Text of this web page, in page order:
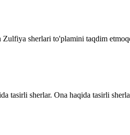
sherlari to'plamini taqdim
tasirli sherlar. Ona haqida tasirli